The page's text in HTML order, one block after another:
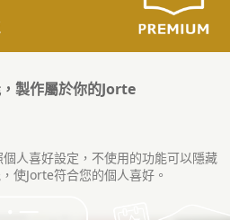
製作屬於你的Jorte
人喜好設定，不使用的功能可以隱藏
使Jorte符合您的個人喜好。